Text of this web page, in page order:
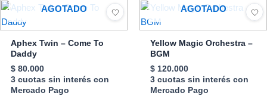
AGOTADO
Aphex Twin – Come To
Daddy
$80.000
3 cuotas sin interés con
Mercado Pago
AGOTADO
Yellow Magic Orchestra –
BGM
$120.000
3 cuotas sin interés con
Mercado Pago